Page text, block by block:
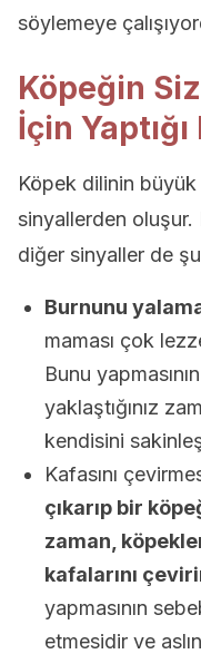
söylemeye
Köpeğin
İçin
Köpek dilinin büyük
sinyallerden oluşur.
diğer sinyaller de
Burnunu
maması çok
Bunu
yaklaştığınız
kendisini
Kafasını
çıkarıp bir
zaman,
kafalarını
yapmasının
etmesidir ve